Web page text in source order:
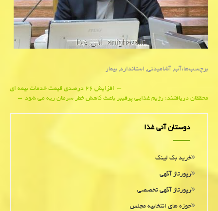
برچسب‌ها:آب,آشامیدنی,استاندارد,بیمار
navigation
←افزایش ۲۶ درصدی قیمت خدمات بیمه ای
محققان دریافتند؛ رژیم غذایی پرفیبر باعث كاهش خطر سرطان ریه می شود→
دوستان آنی غذا
خرید بک لینک
رپورتاژ آگهی
رپورتاژ آگهی تخصصی
حوزه های انتخابیه مجلس